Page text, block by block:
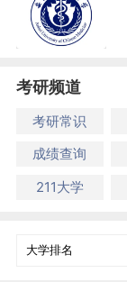
考研频道
考研常识
成绩查询
211大学